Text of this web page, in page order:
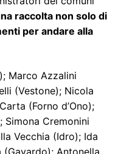
raccolta non solo di
per andare alla
Marco Azzalini
(Vestone); Nicola
(Forno d’Ono);
Simona Cremonini
Vecchia (Idro); Ida
(Gavardo); Antonella